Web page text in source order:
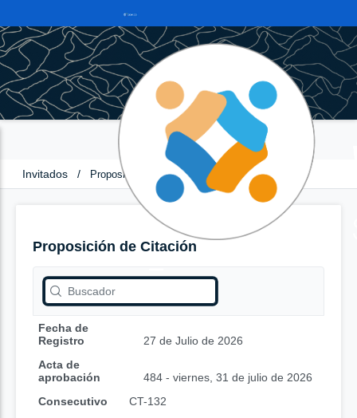
Invitados / Proposición de Citación
Proposición de Citación
Fecha de
Registro
27 de Julio de 2026
Acta de
aprobación
484 - viernes, 31 de julio de 2026
Consecutivo
CT-132